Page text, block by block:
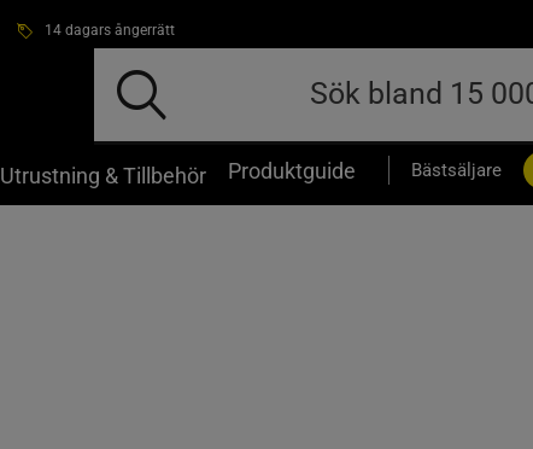
14 dagars ångerrätt
Utrustning & Tillbehör Produktguide Bästsäljare